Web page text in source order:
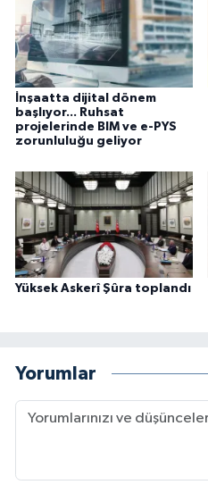
İnşaatta dijital dönem
başlıyor... Ruhsat
projelerinde BIM ve e-PYS
zorunluluğu geliyor
Yüksek Askerî Şûra toplandı
Yorumlar